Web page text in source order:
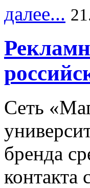
далее...
Сеть
бренда